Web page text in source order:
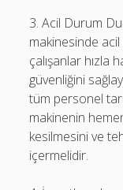
3. Acil Durum
makinesinde
çalışanlar hızla
güvenliğini
tüm personel
makinenin
kesilmesini ve
içermelidir.